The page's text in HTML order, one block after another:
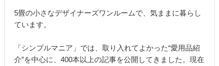
5畳の小さなデザイナーズワンルームで、気ままに暮らし
ています。
「シンプルマニア」では、取り入れてよかった“愛用品紹
介”を中心に、400本以上の記事を公開してきました。現在